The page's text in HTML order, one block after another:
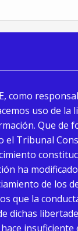
como
uso de la
Que de
el Tribunal
ha
de los
que la
dichas